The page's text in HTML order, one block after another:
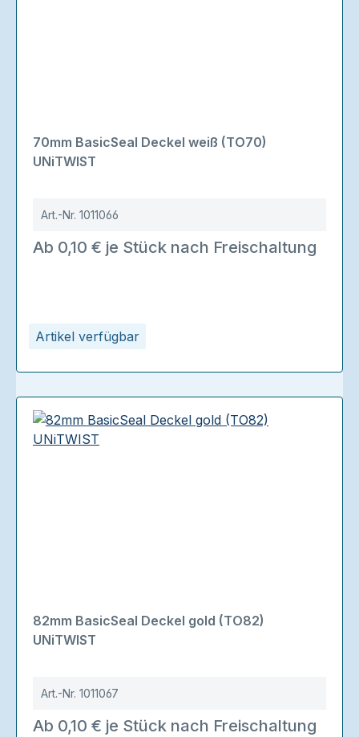
Artikel verfügbar
70mm BasicSeal Deckel weiß (TO70)
UNiTWIST
Art.-Nr. 1011066
Ab 0,10 € je Stück nach Freischaltung
82mm BasicSeal Deckel gold (TO82)
UNiTWIST
Art.-Nr. 1011067
Ab 0,10 € je Stück nach Freischaltung